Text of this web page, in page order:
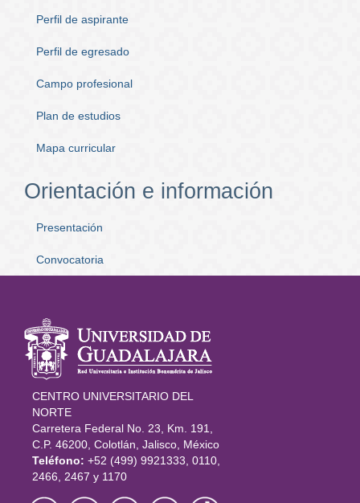
Perfil de aspirante
Perfil de egresado
Campo profesional
Plan de estudios
Mapa curricular
Orientación e información
Presentación
Convocatoria
Información
del portal
CENTRO UNIVERSITARIO DEL
NORTE
Carretera Federal No. 23, Km. 191,
C.P. 46200, Colotlán, Jalisco, México
Teléfono: +52 (499) 9921333, 0110,
2466, 2467 y 1170